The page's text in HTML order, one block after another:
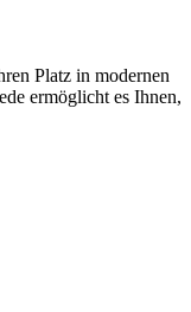
Platz in modernen
ermöglicht es Ihnen,